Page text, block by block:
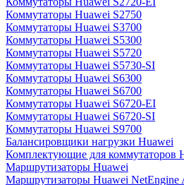
Коммутаторы Huawei S2750
Коммутаторы Huawei S3700
Коммутаторы Huawei S5300
Коммутаторы Huawei S5720
Коммутаторы Huawei S5730-SI
Коммутаторы Huawei S6300
Коммутаторы Huawei S6700
Коммутаторы Huawei S6720-EI
Коммутаторы Huawei S6720-SI
Коммутаторы Huawei S9700
Балансировщики нагрузки Huawei
Комплектующие для коммутаторов
Маршрутизаторы Huawei
Маршрутизаторы Huawei NetEngine